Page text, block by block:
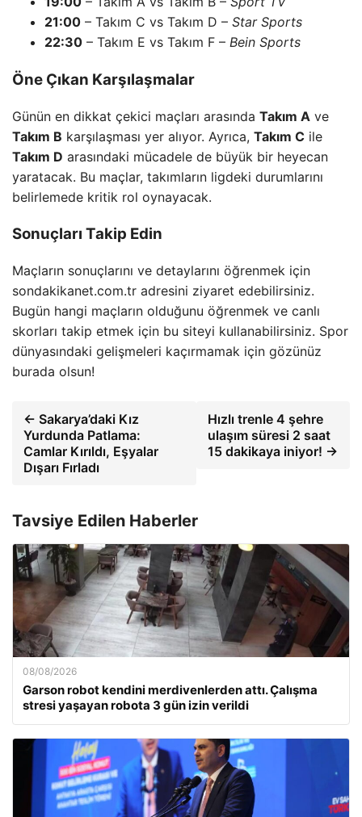
21:00 – Takım C vs Takım D – Star Sports
22:30 – Takım E vs Takım F – Bein Sports
Öne Çıkan Karşılaşmalar
Günün en dikkat çekici maçları arasında Takım A ve
Takım B karşılaşması yer alıyor. Ayrıca, Takım C ile
Takım D arasındaki mücadele de büyük bir heyecan
yaratacak. Bu maçlar, takımların ligdeki durumlarını
belirlemede kritik rol oynayacak.
Sonuçları Takip Edin
Maçların sonuçlarını ve detaylarını öğrenmek için
sondakikanet.com.tr adresini ziyaret edebilirsiniz.
Bugün hangi maçların olduğunu öğrenmek ve canlı
skorları takip etmek için bu siteyi kullanabilirsiniz. Spor
dünyasındaki gelişmeleri kaçırmamak için gözünüz
burada olsun!
← Sakarya’daki Kız
Yurdunda Patlama:
Camlar Kırıldı, Eşyalar
Dışarı Fırladı
Hızlı trenle 4 şehre
ulaşım süresi 2 saat
15 dakikaya iniyor! →
Tavsiye Edilen Haberler
08/08/2026
Garson robot kendini merdivenlerden attı. Çalışma
stresi yaşayan robota 3 gün izin verildi